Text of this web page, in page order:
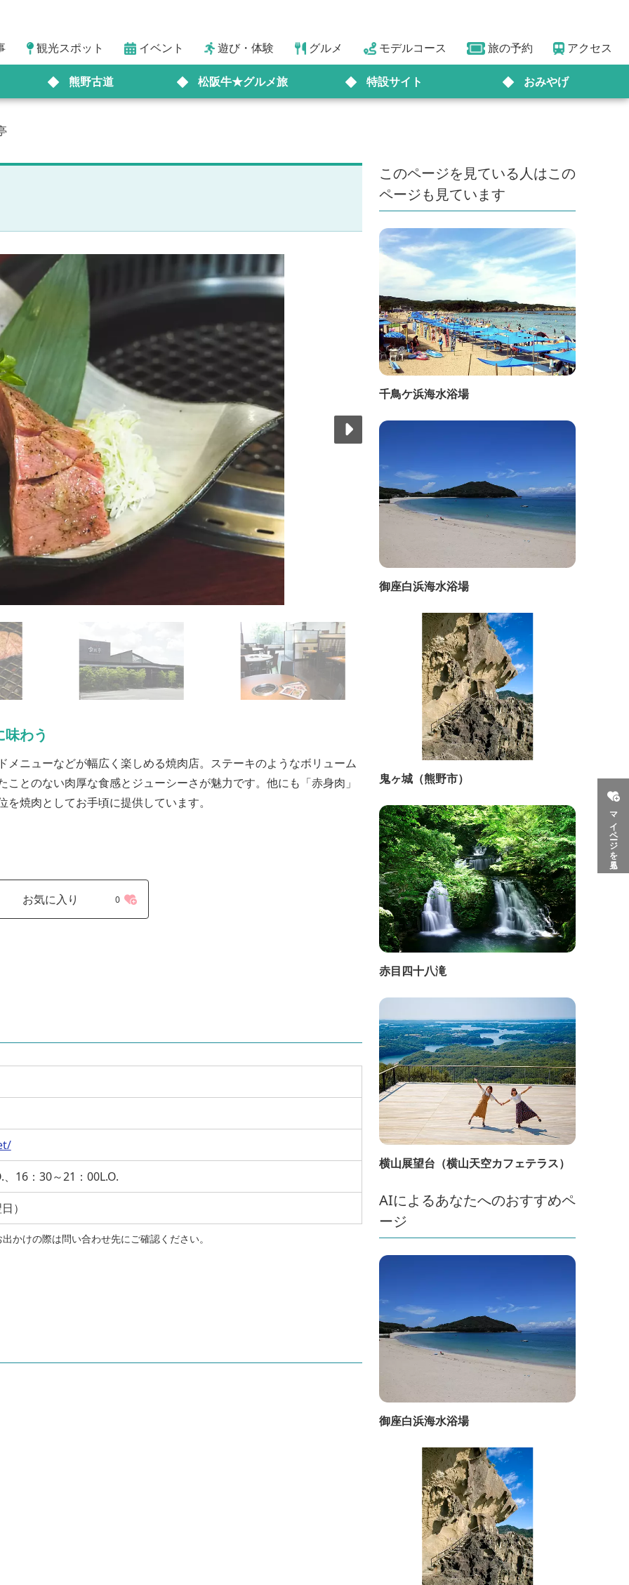
観光スポット イベント 遊び・体験 グルメ モデルコース 旅の予約 アクセス
熊野古道 松阪牛★グルメ旅 特設サイト おみやげ
マイページを見る
わう
ニューなどが幅広く楽しめる焼肉店。ステーキのようなボリューム
とのない肉厚な食感とジューシーさが魅力です。他にも「赤身肉」
焼肉としてお手頃に提供しています。
お気に入り 0
16：30～21：00L.O.
）
かけの際は問い合わせ先にご確認ください。
このページを見ている人はこの
ページも見ています
千鳥ケ浜海水浴場
御座白浜海水浴場
鬼ヶ城（熊野市）
赤目四十八滝
横山展望台（横山天空カフェテラス）
AIによるあなたへのおすすめペ
ージ
御座白浜海水浴場